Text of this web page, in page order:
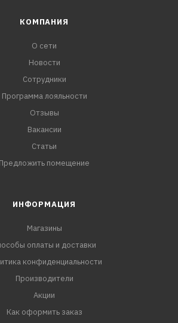
КОМПАНИЯ
О сети
Новости
Сотрудники
Программа лояльности
Отзывы
Вакансии
Статьи
Предложить помещение
ИНФОРМАЦИЯ
Магазины
оплаты и доставки
конфиденциальности
Производители
Акции
Как оформить заказ